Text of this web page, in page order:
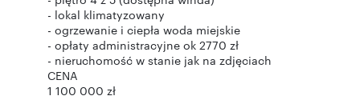
- lokal klimatyzowany
- ogrzewanie i ciepła woda miejskie
- opłaty administracyjne ok 2770 zł
- nieruchomość w stanie jak na zdjęciach
CENA
1 100 000 zł